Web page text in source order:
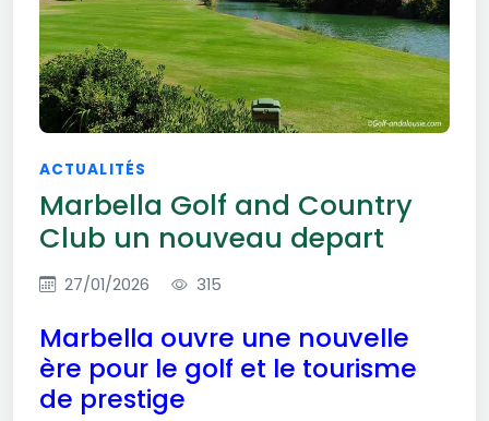
ACTUALITÉS
Marbella Golf and Country
Club un nouveau depart
27/01/2026 315
Marbella ouvre une nouvelle
ère pour le golf et le tourisme
de prestige